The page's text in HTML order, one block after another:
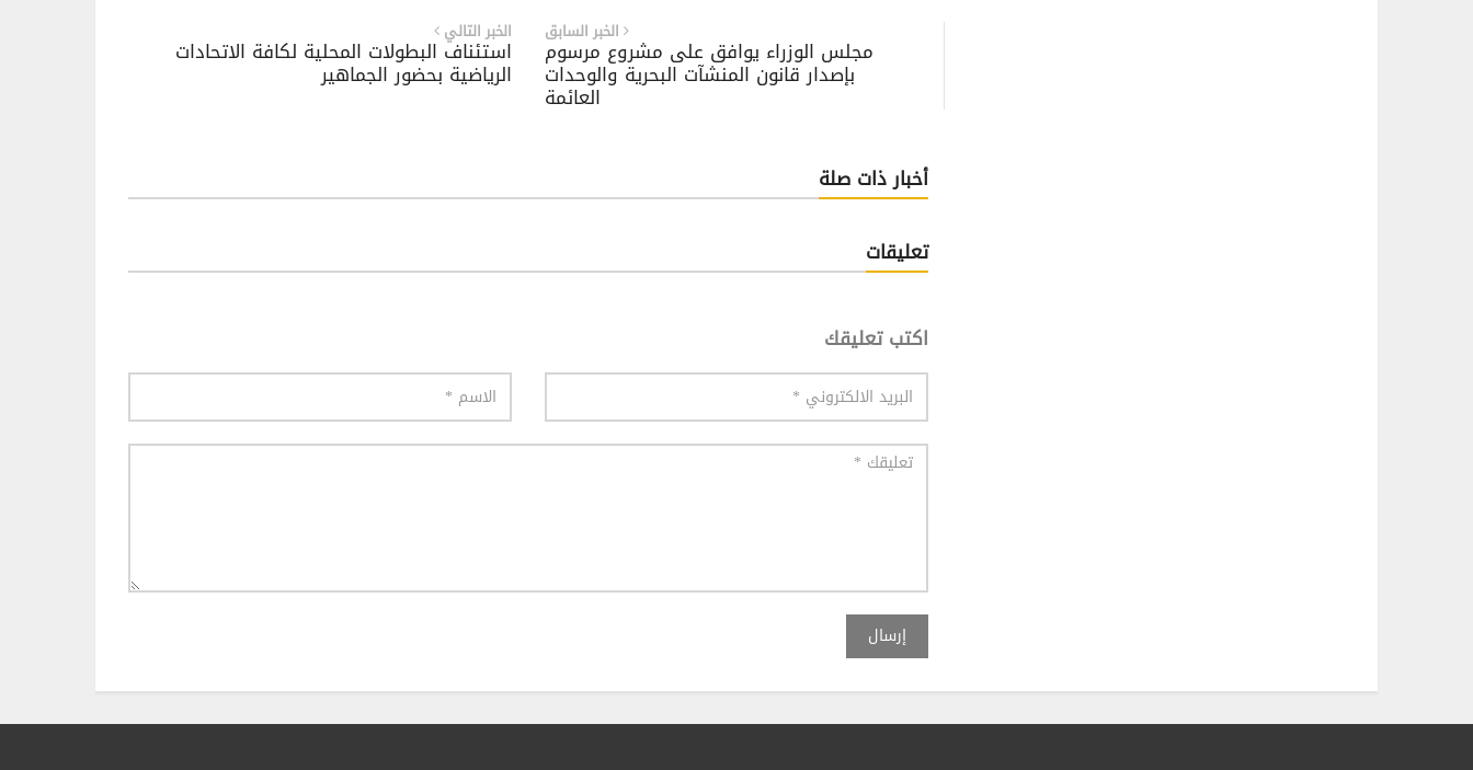
الخبر التالي
استئناف البطولات المحلية لكافة الاتحادات
الرياضية بحضور الجماهير
الخبر السابق
مجلس الوزراء يوافق على مشروع مرسوم
بإصدار قانون المنشآت البحرية والوحدات
العائمة
أخبار ذات صلة
تعليقات
اكتب تعليقك
إرسال